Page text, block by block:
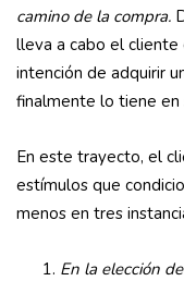
camino de la compra.
lleva a cabo el cliente
intención de adquirir
finalmente lo tiene en
En este trayecto, el
estímulos que
menos en tres
En la elección